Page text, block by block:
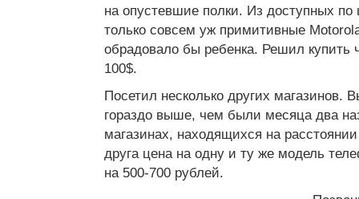
на опустевшие полки. Из доступных по
только совсем уж примитивные
обрадовало бы ребенка. Решил купить
100$.
Посетил несколько других магазинов.
гораздо выше, чем были месяца два
магазинах, находящихся на
друга цена на одну и ту же модель
на 500-700 рублей.